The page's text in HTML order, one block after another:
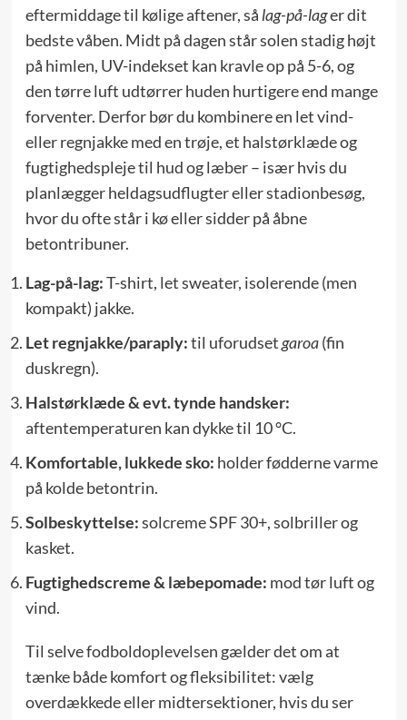
eftermiddage til kølige aftener, så lag-på-lager dit
bedste våben. Midt på dagen står solen stadig højt
på himlen, UV-indekset kan kravle op på 5-6, og
den tørre luft udtørrer huden hurtigere end mange
forventer. Derfor bør du kombinere en let vind-
eller regnjakke med en trøje, et halstørklæde og
fugtighedspleje til hud og læber – især hvis du
planlægger heldagsudflugter eller stadionbesøg,
hvor du ofte står i kø eller sidder på åbne
betontribuner.
Lag-på-lag:T-shirt, let sweater, isolerende (men
kompakt) jakke.
Let regnjakke/paraply:til uforudsetgaroa(fin
duskregn).
Halstørklæde & evt. tynde handsker:
aftentemperaturen kan dykke til 10 °C.
Komfortable, lukkede sko: holder fødderne varme
på kolde betontrin.
Solbeskyttelse:solcreme SPF 30+, solbriller og
kasket.
Fugtighedscreme & læbepomade: mod tør luft og
vind.
Til selve fodboldoplevelsen gælder det om at
tænke både komfort og fleksibilitet: vælg
overdækkede eller midtersektioner, hvis du ser